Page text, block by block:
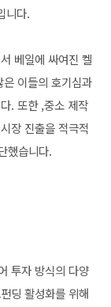
니다.
베일에 싸여진 켈
이들의 호기심과
. 또한 ,중소 제작
장 진출을 적극적
했습니다.
투자 방식의 다양
딩 활성화를 위해